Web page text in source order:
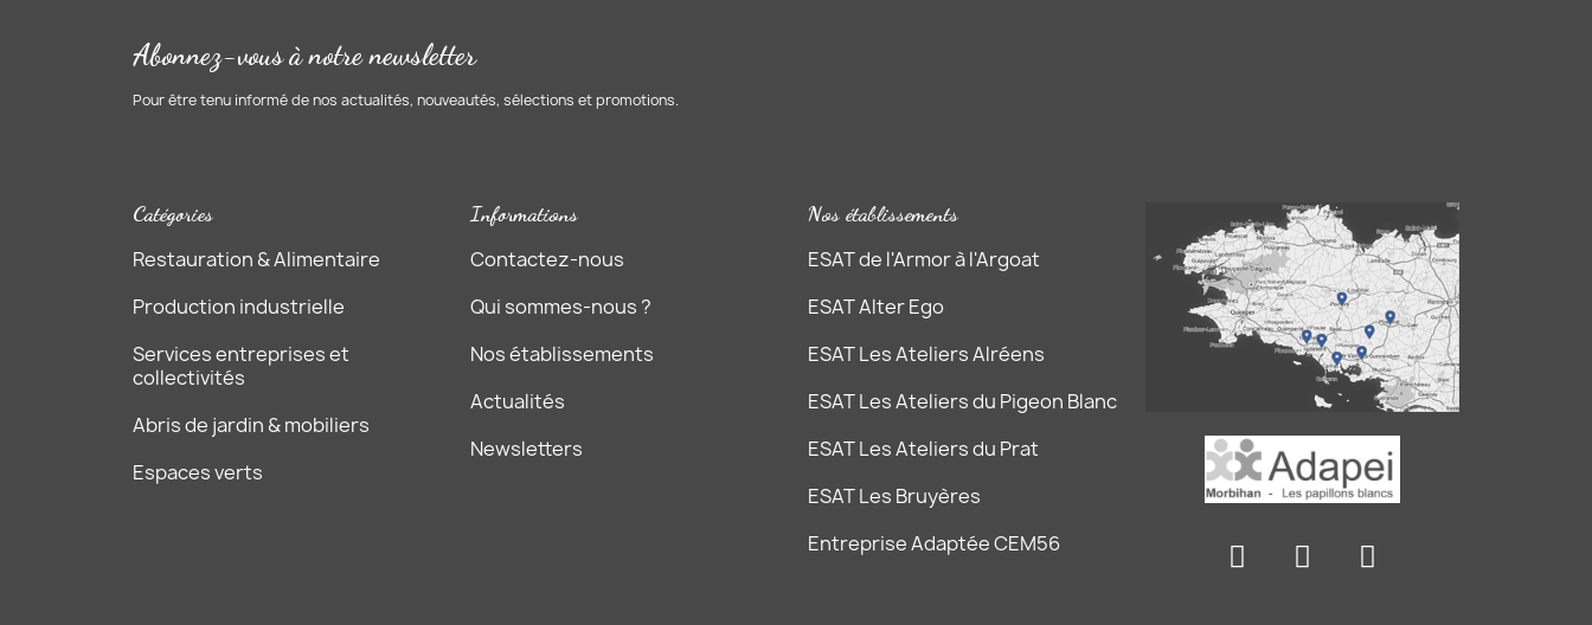
Abonnez-vous à notre newsletter
Pour être tenu informé de nos actualités, nouveautés, sélections et promotions.
Catégories
Restauration & Alimentaire
Production industrielle
Services entreprises et
collectivités
Abris de jardin & mobiliers
Espaces verts
Informations
Contactez-nous
Qui sommes-nous ?
Nos établissements
Actualités
Newsletters
Nos établissements
ESAT de l'Armor à l'Argoat
ESAT Alter Ego
ESAT Les Ateliers Alréens
ESAT Les Ateliers du Pigeon Blanc
ESAT Les Ateliers du Prat
ESAT Les Bruyères
Entreprise Adaptée CEM56